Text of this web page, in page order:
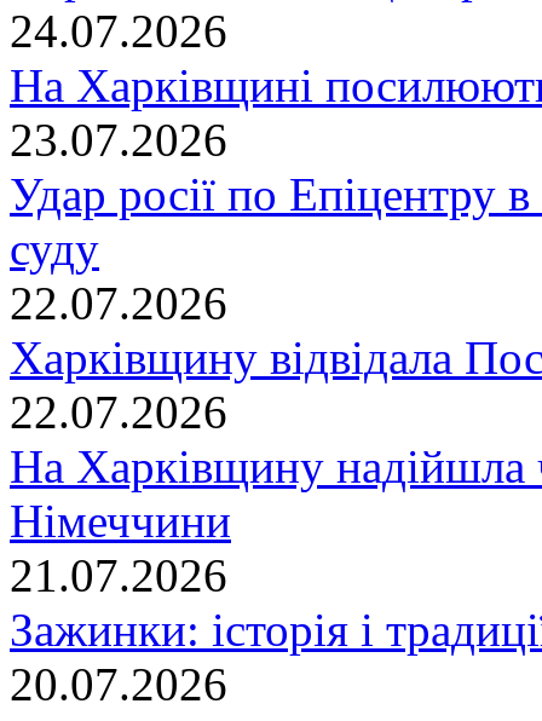
24.07.2026
На Харківщині
23.07.2026
Удар росії по Епіцентру
суду
22.07.2026
Харківщину відвідала
22.07.2026
На Харківщину надійшла
Німеччини
21.07.2026
Зажинки: історія і
20.07.2026